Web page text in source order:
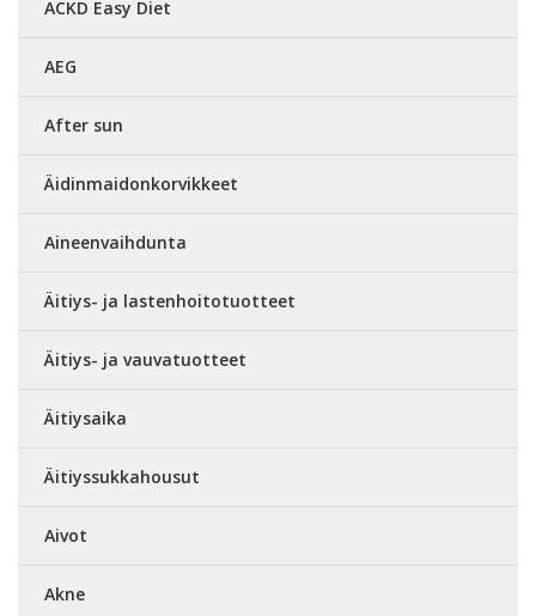
ACKD Easy Diet
AEG
After sun
Äidinmaidonkorvikkeet
Aineenvaihdunta
Äitiys- ja lastenhoitotuotteet
Äitiys- ja vauvatuotteet
Äitiysaika
Äitiyssukkahousut
Aivot
Akne